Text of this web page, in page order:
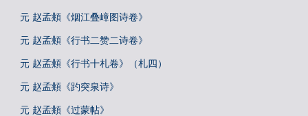
元 赵孟頫《烟江叠嶂图诗卷》
元 赵孟頫《行书二赞二诗卷》
元 赵孟頫《行书十札卷》（札四）
元 赵孟頫《趵突泉诗》
元 赵孟頫《过蒙帖》